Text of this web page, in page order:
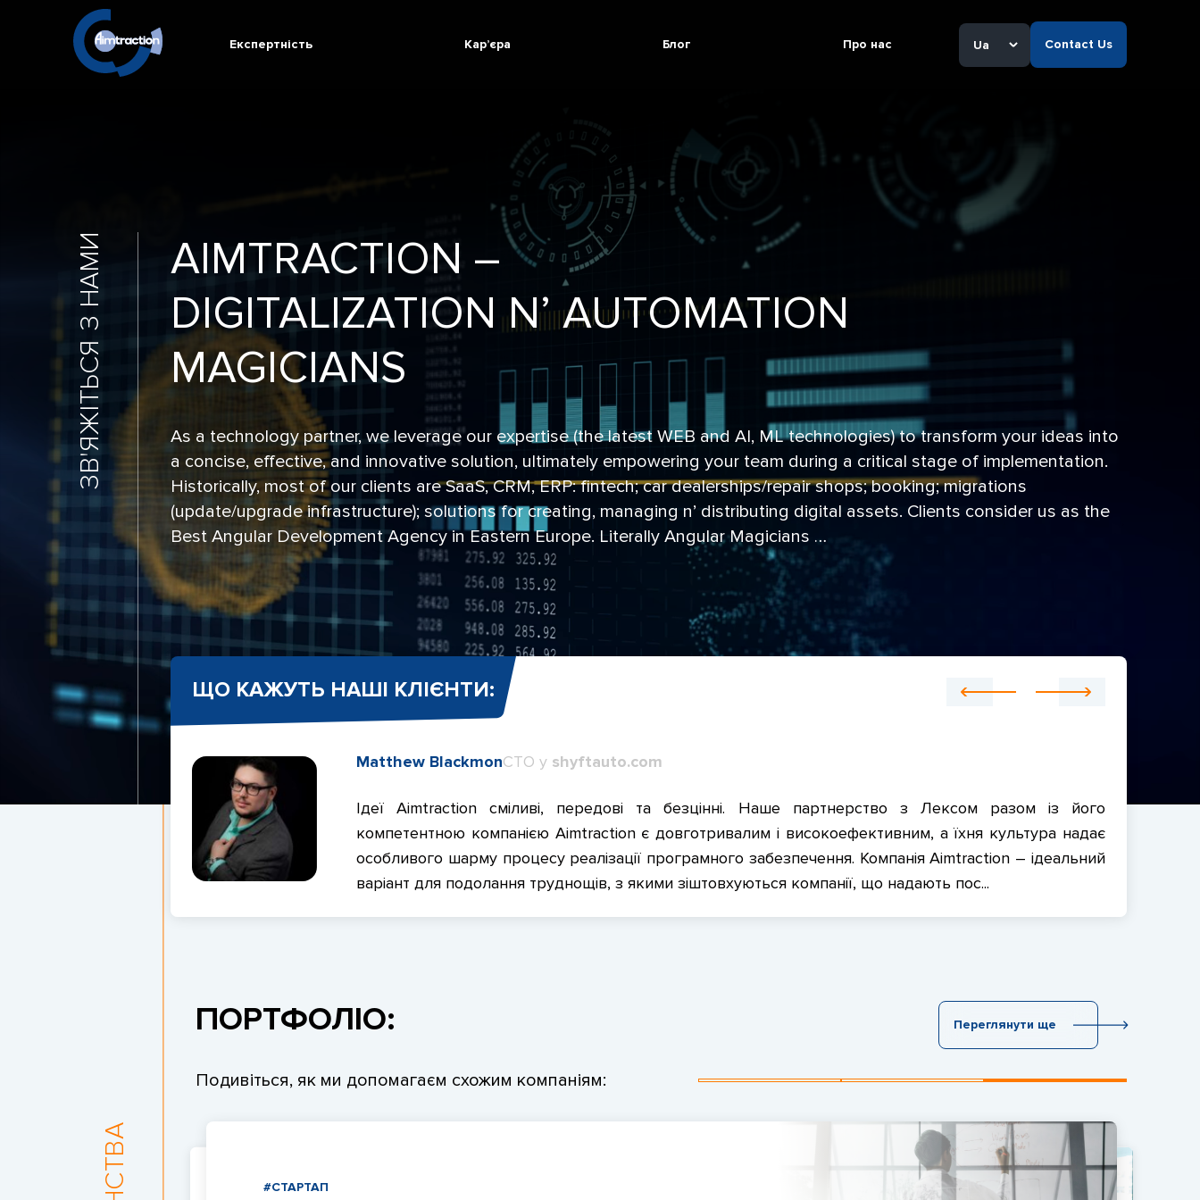
Експертність Кар’єра Блог Про нас Ua Contact Us
ЗВ'ЯЖІТЬСЯ З НАМИ
AIMTRACTION –
DIGITALIZATION N’ AUTOMATION
MAGICIANS
As a technology partner, we leverage our expertise (the latest WEB and AI, ML technologies) to transform your ideas into
a concise, effective, and innovative solution, ultimately empowering your team during a critical stage of implementation.
Historically, most of our clients are SaaS, CRM, ERP: fintech; car dealerships/repair shops; booking; migrations
(update/upgrade infrastructure); solutions for creating, managing n’ distributing digital assets. Clients consider us as the
Best Angular Development Agency in Eastern Europe. Literally Angular Magicians …
ЩО КАЖУТЬ НАШІ КЛІЄНТИ:
Matthew BlackmonCTO у shyftauto.com
Ідеї Aimtraction сміливі, передові та безцінні. Наше партнерство з Лексом разом із його
компетентною компанією Aimtraction є довготривалим і високоефективним, а їхня культура надає
особливого шарму процесу реалізації програмного забезпечення. Компанія Aimtraction – ідеальний
варіант для подолання труднощів, з якими зіштовхуються компанії, що надають пос...
ПОРТФОЛІО: Переглянути ще
Подивіться, як ми допомагаєм схожим компаніям:
#СТАРТАП